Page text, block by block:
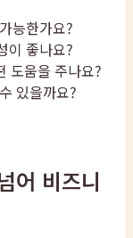
능한가요?
이 좋나요?
도움을 주나요?
있을까요?
어 비즈니